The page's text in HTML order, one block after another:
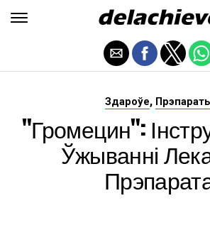
Здароўе,
"Громецин":
Ўжыванні